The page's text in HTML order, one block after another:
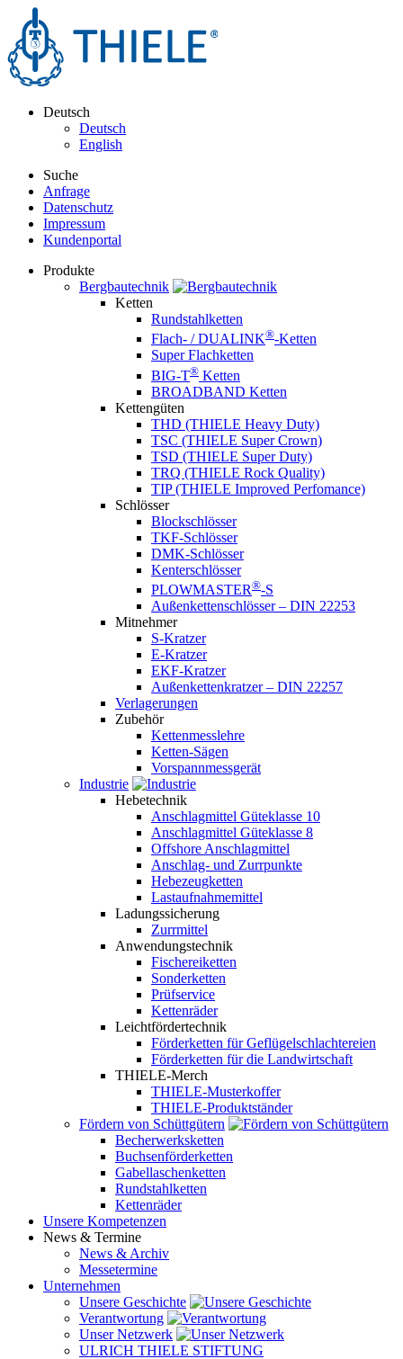
Deutsch
Deutsch
English
Suche
Anfrage
Datenschutz
Impressum
Kundenportal
Produkte
Bergbautechnik
Ketten
Rundstahlketten
Flach- / DUALINK®-Ketten
Super Flachketten
BIG-T® Ketten
BROADBAND Ketten
Kettengüten
THD (THIELE Heavy Duty)
TSC (THIELE Super Crown)
TSD (THIELE Super Duty)
TRQ (THIELE Rock Quality)
TIP (THIELE Improved Perfomance)
Schlösser
Blockschlösser
TKF-Schlösser
DMK-Schlösser
Kenterschlösser
PLOWMASTER®-S
Außenkettenschlösser – DIN 22253
Mitnehmer
S-Kratzer
E-Kratzer
EKF-Kratzer
Außenkettenkratzer – DIN 22257
Verlagerungen
Zubehör
Kettenmesslehre
Ketten-Sägen
Vorspannmessgerät
Industrie
Hebetechnik
Anschlagmittel Güteklasse 10
Anschlagmittel Güteklasse 8
Offshore Anschlagmittel
Anschlag- und Zurrpunkte
Hebezeugketten
Lastaufnahmemittel
Ladungssicherung
Zurrmittel
Anwendungstechnik
Fischereiketten
Sonderketten
Prüfservice
Kettenräder
Leichtfördertechnik
Förderketten für Geflügelschlachtereien
Förderketten für die Landwirtschaft
THIELE-Merch
THIELE-Musterkoffer
THIELE-Produktständer
Fördern von Schüttgütern
Becherwerksketten
Buchsenförderketten
Gabellaschenketten
Rundstahlketten
Kettenräder
Unsere Kompetenzen
News & Termine
News & Archiv
Messetermine
Unternehmen
Unsere Geschichte
Verantwortung
Unser Netzwerk
ULRICH THIELE STIFTUNG